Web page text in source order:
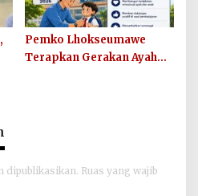
Pemko Lhokseumawe
Terapkan Gerakan Ayah
dipublikasikan. Ruas yang wajib